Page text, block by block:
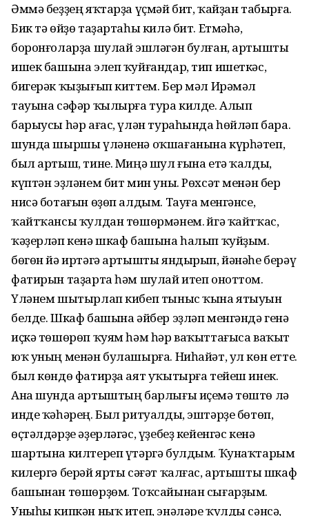
Әммә беҙҙең яҡтарҙа үҫмәй бит, ҡайҙан табырға.
Бик тә өйҙө таҙартаһы килә бит. Етмәһә,
боронғоларҙа шулай эшләгән булған, артышты
ишек башына элеп ҡуйғандар, тип ишеткәс,
бигерәк ҡыҙығып киттем. Бер мәл Ирәмәл
тауына сәфәр ҡылырға тура килде. Алып
барыусы һәр ағас, үлән тураһында һөйләп бара.
шунда шыршы үләненә оҡшағанына күрһәтеп,
был артыш, тине. Миңә шул ғына етә ҡалды,
күптән эҙләнем бит мин уны. Рөхсәт менән бер
нисә ботағын өҙөп алдым. Тауға менгәнсе,
ҡайтҡансы ҡулдан төшөрмәнем. Өйгә ҡайтҡас,
ҡәҙерләп кенә шкаф башына һалып ҡуйҙым.
бөгөн йә иртәгә артышты яндырып, йәнәһе берәү
фатирын таҙарта һәм шулай итеп оноттом.
Үләнем шытырлап кибеп тыныс ҡына ятыуын
белде. Шкаф башына әйбер эҙләп менгәндә генә
иҫкә төшөрөп ҡуям һәм һәр ваҡыттағыса ваҡыт
юҡ уның менән булашырға. Ниһайәт, ул көн етте.
был көндө фатирҙа аят уҡытырға тейеш инек.
Ана шунда артыштың барлығы иҫемә төштө лә
инде ҡәһәрең. Был ритуалды, эштәрҙе бөтөп,
өҫтәлдәрҙе әҙерләгәс, үҙебеҙ кейенгәс кенә
шартына килтереп үтәргә булдым. Ҡунаҡтарым
килергә берәй ярты сәғәт ҡалғас, артышты шкаф
башынан төшөрҙөм. Тоҡсайынан сығарҙым.
Уныһы кипкән ныҡ итеп, энәләре ҡулды сәнсә,